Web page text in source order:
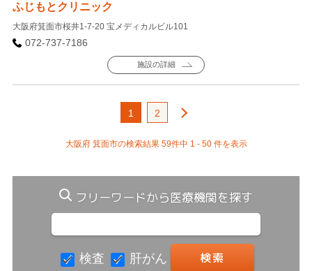
ふじもとクリニック
大阪府箕面市桜井1-7-20 宝メディカルビル101
072-737-7186
施設の詳細
1 2
大阪府 箕面市の検索結果 59件中 1 - 50 件を表示
フリーワードから医療機関を探す
検査 肝がん